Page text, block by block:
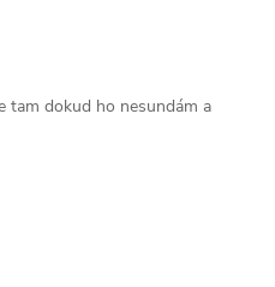
tam dokud ho nesundám a